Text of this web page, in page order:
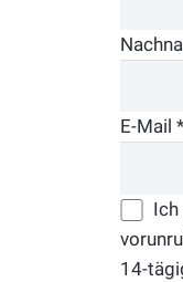
E-Mail*
14-